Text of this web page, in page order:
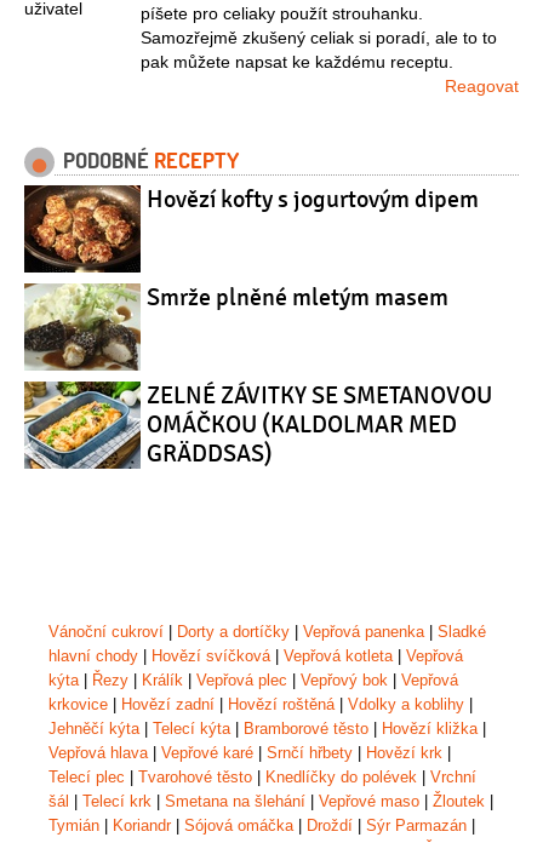
píšete pro celiaky použít strouhanku.
Samozřejmě zkušený celiak si poradí, ale to to
pak můžete napsat ke každému receptu.
Reagovat
PODOBNÉ RECEPTY
Hovězí kofty s jogurtovým dipem
Smrže plněné mletým masem
ZELNÉ ZÁVITKY SE SMETANOVOU
OMÁČKOU (KALDOLMAR MED
GRÄDDSAS)
Vánoční cukroví | Dorty a dortíčky | Vepřová panenka | Sladké
hlavní chody | Hovězí svíčková | Vepřová kotleta | Vepřová
kýta | Řezy | Králík | Vepřová plec | Vepřový bok | Vepřová
krkovice | Hovězí zadní | Hovězí roštěná | Vdolky a koblihy |
Jehněčí kýta | Telecí kýta | Bramborové těsto | Hovězí kližka |
Vepřová hlava | Vepřové karé | Srnčí hřbety | Hovězí krk |
Telecí plec | Tvarohové těsto | Knedlíčky do polévek | Vrchní
šál | Telecí krk | Smetana na šlehání | Vepřové maso | Žloutek |
Tymián | Koriandr| Sójová omáčka | Droždí | Sýr Parmazán |